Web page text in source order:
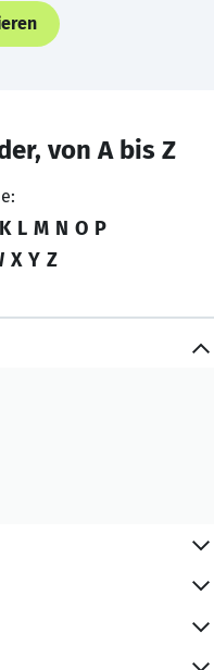
von A bis Z
K L M N O P
X Y Z